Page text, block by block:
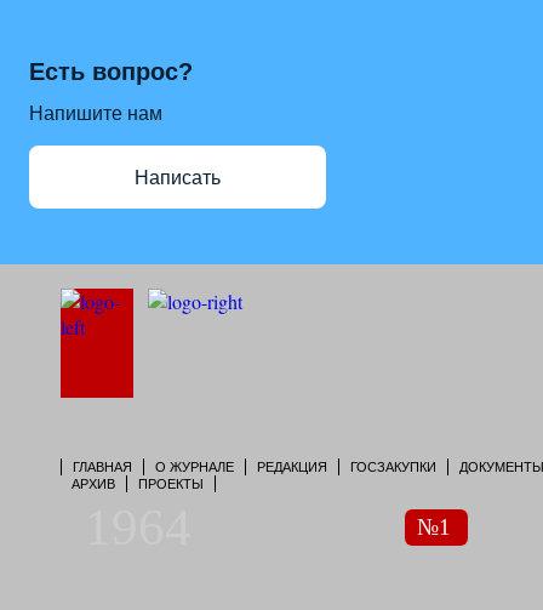
Есть вопрос?
Напишите нам
Написать
ГЛАВНАЯ О ЖУРНАЛЕ РЕДАКЦИЯ ГОСЗАКУПКИ
ДОКУМЕНТЫ
АРХИВ
ПРОЕКТЫ
№1